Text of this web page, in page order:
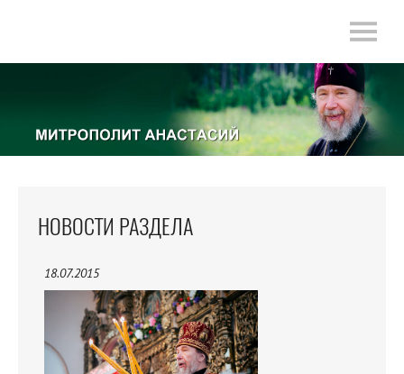
НОВОСТИ РАЗДЕЛА
18.07.2015